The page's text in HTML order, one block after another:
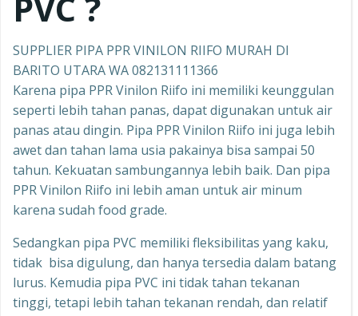
SUPPLIER PIPA PPR VINILON RIIFO MURAH DI
BARITO UTARA WA 082131111366
Karena pipa PPR Vinilon Riifo ini memiliki keunggulan
seperti lebih tahan panas, dapat digunakan untuk air
panas atau dingin. Pipa PPR Vinilon Riifo ini juga lebih
awet dan tahan lama usia pakainya bisa sampai 50
tahun. Kekuatan sambungannya lebih baik. Dan pipa
PPR Vinilon Riifo ini lebih aman untuk air minum
karena sudah food grade.
Sedangkan pipa PVC memiliki fleksibilitas yang kaku,
tidak bisa digulung, dan hanya tersedia dalam batang
lurus. Kemudia pipa PVC ini tidak tahan tekanan
tinggi, tetapi lebih tahan tekanan rendah, dan relatif